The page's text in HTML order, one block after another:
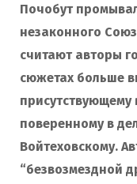
Почобут
незаконного
считают авторы
сюжетах больше
присутствующему
поверенному в
Войтеховскому.
“безвозмездной